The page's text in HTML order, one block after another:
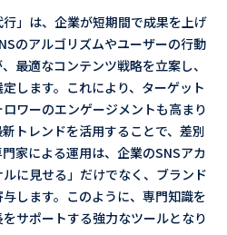
」は、企業が短期間で成果を上げ
のアルゴリズムやユーザーの行動
最適なコンテンツ戦略を立案し、
します。これにより、ターゲット
ワーのエンゲージメントも高まり
トレンドを活用することで、差別
家による運用は、企業のSNSアカ
に見せる」だけでなく、ブランド
します。このように、専門知識を
サポートする強力なツールとなり